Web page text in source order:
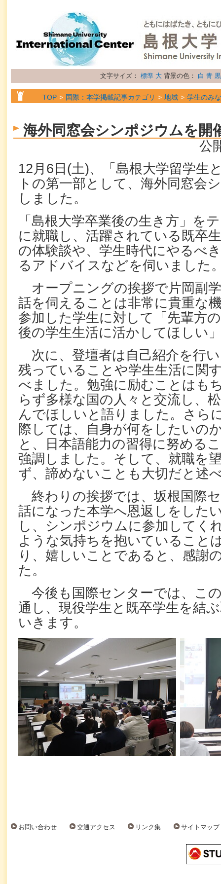
文字サイズ： 標準 大 背景の色： 白 青 黒
TOP 国際：本学掲載記事カテゴリ 地域 学生のみ
TOP 国際：本学掲載記事カテゴリ 属性 トピックス
海外同窓会シンポジウムを開
公
12月6日(土)、「島根大学留学生
トの第一部として、海外同窓会
しました。
「島根大学卒業後の生き方」を
に就職し、活躍されている既卒
の体験談や、学生時代にやるべ
るアドバイスなどを伺いました
オープニングの挨拶で片岡副
話を伺えることは非常に貴重な
参加した学生に対して「先輩方
後の学生生活に活かしてほしい
次に、登壇者は自己紹介を行
残っていることや学生生活に関
べました。勉強に励むことはも
らず多様な国の人々と交流し、
んでほしいと語りました。さら
際しては、自身が何をしたいの
と、日本語能力の習得に努める
強調しました。そして、就職を
ず、諦めないことも大切だと述
終わりの挨拶では、坂根国際
話になった本学へ恩返しをした
し、シンポジウムに参加してく
ような気持ちを抱いていること
り、嬉しいことであると、感謝
た。
今後も国際センターでは、こ
通し、現役学生と既卒学生を結
いきます。
お問い合わせ 交通アクセス リンク集 サイトマップ